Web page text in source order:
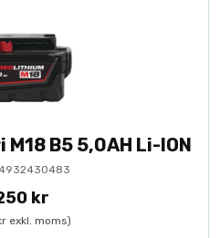
B5 5,0AH Li-ION
kr
exkl. moms)